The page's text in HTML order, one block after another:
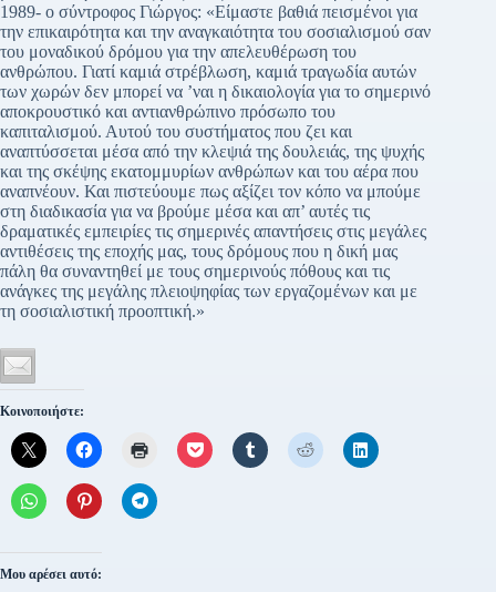
1989- ο σύντροφος Γιώργος: «Είμαστε βαθιά πεισμένοι για
την επικαιρότητα και την αναγκαιότητα του σοσιαλισμού σαν
του μοναδικού δρόμου για την απελευθέρωση του
ανθρώπου. Γιατί καμιά στρέβλωση, καμιά τραγωδία αυτών
των χωρών δεν μπορεί να ’ναι η δικαιολογία για το σημερινό
αποκρουστικό και αντιανθρώπινο πρόσωπο του
καπιταλισμού. Αυτού του συστήματος που ζει και
αναπτύσσεται μέσα από την κλεψιά της δουλειάς, της ψυχής
και της σκέψης εκατομμυρίων ανθρώπων και του αέρα που
αναπνέουν. Και πιστεύουμε πως αξίζει τον κόπο να μπούμε
στη διαδικασία για να βρούμε μέσα και απ’ αυτές τις
δραματικές εμπειρίες τις σημερινές απαντήσεις στις μεγάλες
αντιθέσεις της εποχής μας, τους δρόμους που η δική μας
πάλη θα συναντηθεί με τους σημερινούς πόθους και τις
ανάγκες της μεγάλης πλειοψηφίας των εργαζομένων και με
τη σοσιαλιστική προοπτική.»
Κοινοποιήστε:
Μου αρέσει αυτό: